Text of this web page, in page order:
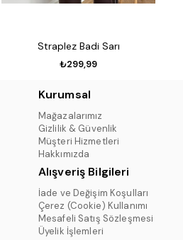
Straplez Badi Sarı
₺299,99
Kurumsal
Mağazalarımız
Gizlilik & Güvenlik
Müşteri Hizmetleri
Hakkımızda
Alışveriş Bilgileri
İade ve Değişim Koşulları
Çerez (Cookie) Kullanımı
Mesafeli Satış Sözleşmesi
Üyelik İşlemleri